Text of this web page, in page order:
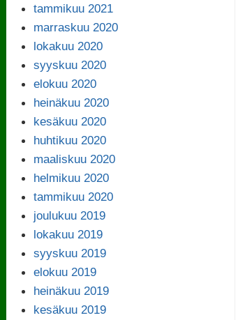
tammikuu 2021
marraskuu 2020
lokakuu 2020
syyskuu 2020
elokuu 2020
heinäkuu 2020
kesäkuu 2020
huhtikuu 2020
maaliskuu 2020
helmikuu 2020
tammikuu 2020
joulukuu 2019
lokakuu 2019
syyskuu 2019
elokuu 2019
heinäkuu 2019
kesäkuu 2019